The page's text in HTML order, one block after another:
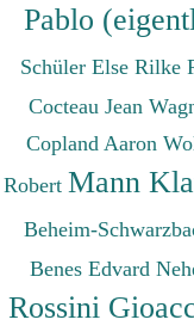
Pablo
Schüler Else Rilke
Cocteau Jean
Copland Aaron
Robert Mann
Beheim-
Benes Edvard
Rossini